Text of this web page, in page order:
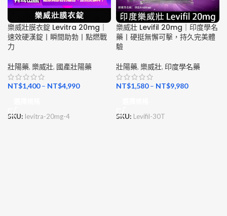
樂威壯膜衣錠 Levitra 20mg｜
速效硬漢錠丨瞬間助勃丨點燃戰
力
壯陽藥, 樂威壯, 國產壯陽藥
NT$1,400– NT$4,990
SKU: levitra-20mg-4
樂威壯 Levifil 20mg｜印度學名
藥丨硬挺無懈可擊，持久完美體
驗
壯陽藥, 樂威壯, 印度學名藥
NT$1,580– NT$9,980
SKU: Levifil-30T